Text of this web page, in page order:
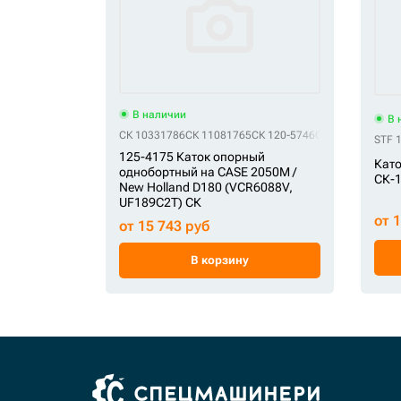
В наличии
СК 10331786СК 11081765СК 120-5746 СК 125-4175СК
125-4175 Каток опорный
однобортный на CASE 2050M /
New Holland D180 (VCR6088V,
UF189C2T) СК
от 15 743 руб
В корзину
В
STF
СК-
от